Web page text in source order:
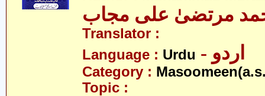
مرتضیٰ علی مجاب
Translator :
Language : Urdu - اردو
Category :
Topic :